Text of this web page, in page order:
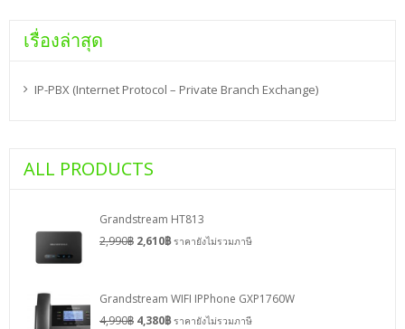
เรื่องล่าสุด
IP-PBX (Internet Protocol – Private Branch Exchange)
ALL PRODUCTS
Grandstream HT813
2,990฿ 2,610฿ ราคายังไม่รวมภาษี
Grandstream WIFI IPPhone GXP1760W
4,990฿ 4,380฿ ราคายังไม่รวมภาษี